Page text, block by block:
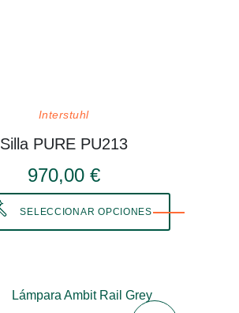
Interstuhl
Silla PURE PU213
970,00 €
SELECCIONAR OPCIONES